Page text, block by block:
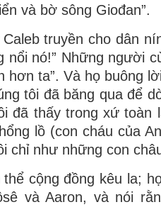
và bờ sông Giođan”.
truyền cho dân
nổi nó!” Những người
hơn ta”. Và họ buông
tôi đã băng qua để
đã thấy trong xứ toàn
lồ (con cháu của
chỉ như những con
thể cộng đồng kêu la;
và Aaron, và nói